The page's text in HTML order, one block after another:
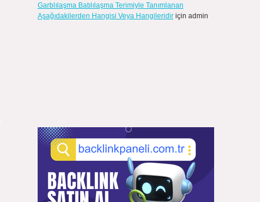
Garblılaşma Batılılaşma Terimiyle Tanımlanan
Aşağıdakilerden Hangisi Veya Hangileridiriçin admin